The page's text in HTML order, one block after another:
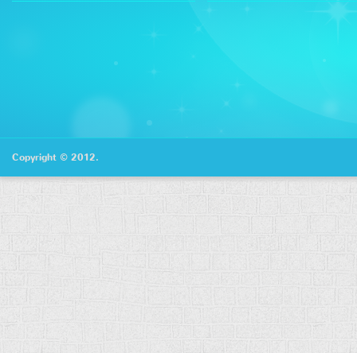
Copyright © 2012.